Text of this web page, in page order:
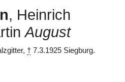
, Heinrich
August
† 7.3.1925 Siegburg.